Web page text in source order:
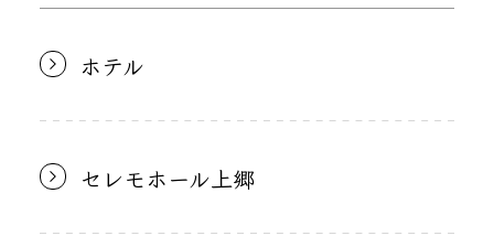
ホテル
セレモホール上郷